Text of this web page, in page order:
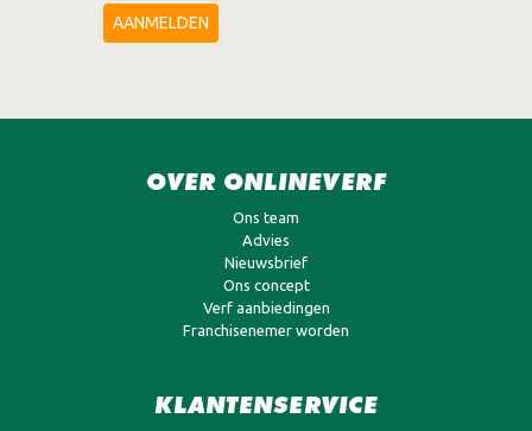
AANMELDEN
OVER ONLINEVERF
Ons team
Advies
Nieuwsbrief
Ons concept
Verf aanbiedingen
Franchisenemer worden
KLANTENSERVICE